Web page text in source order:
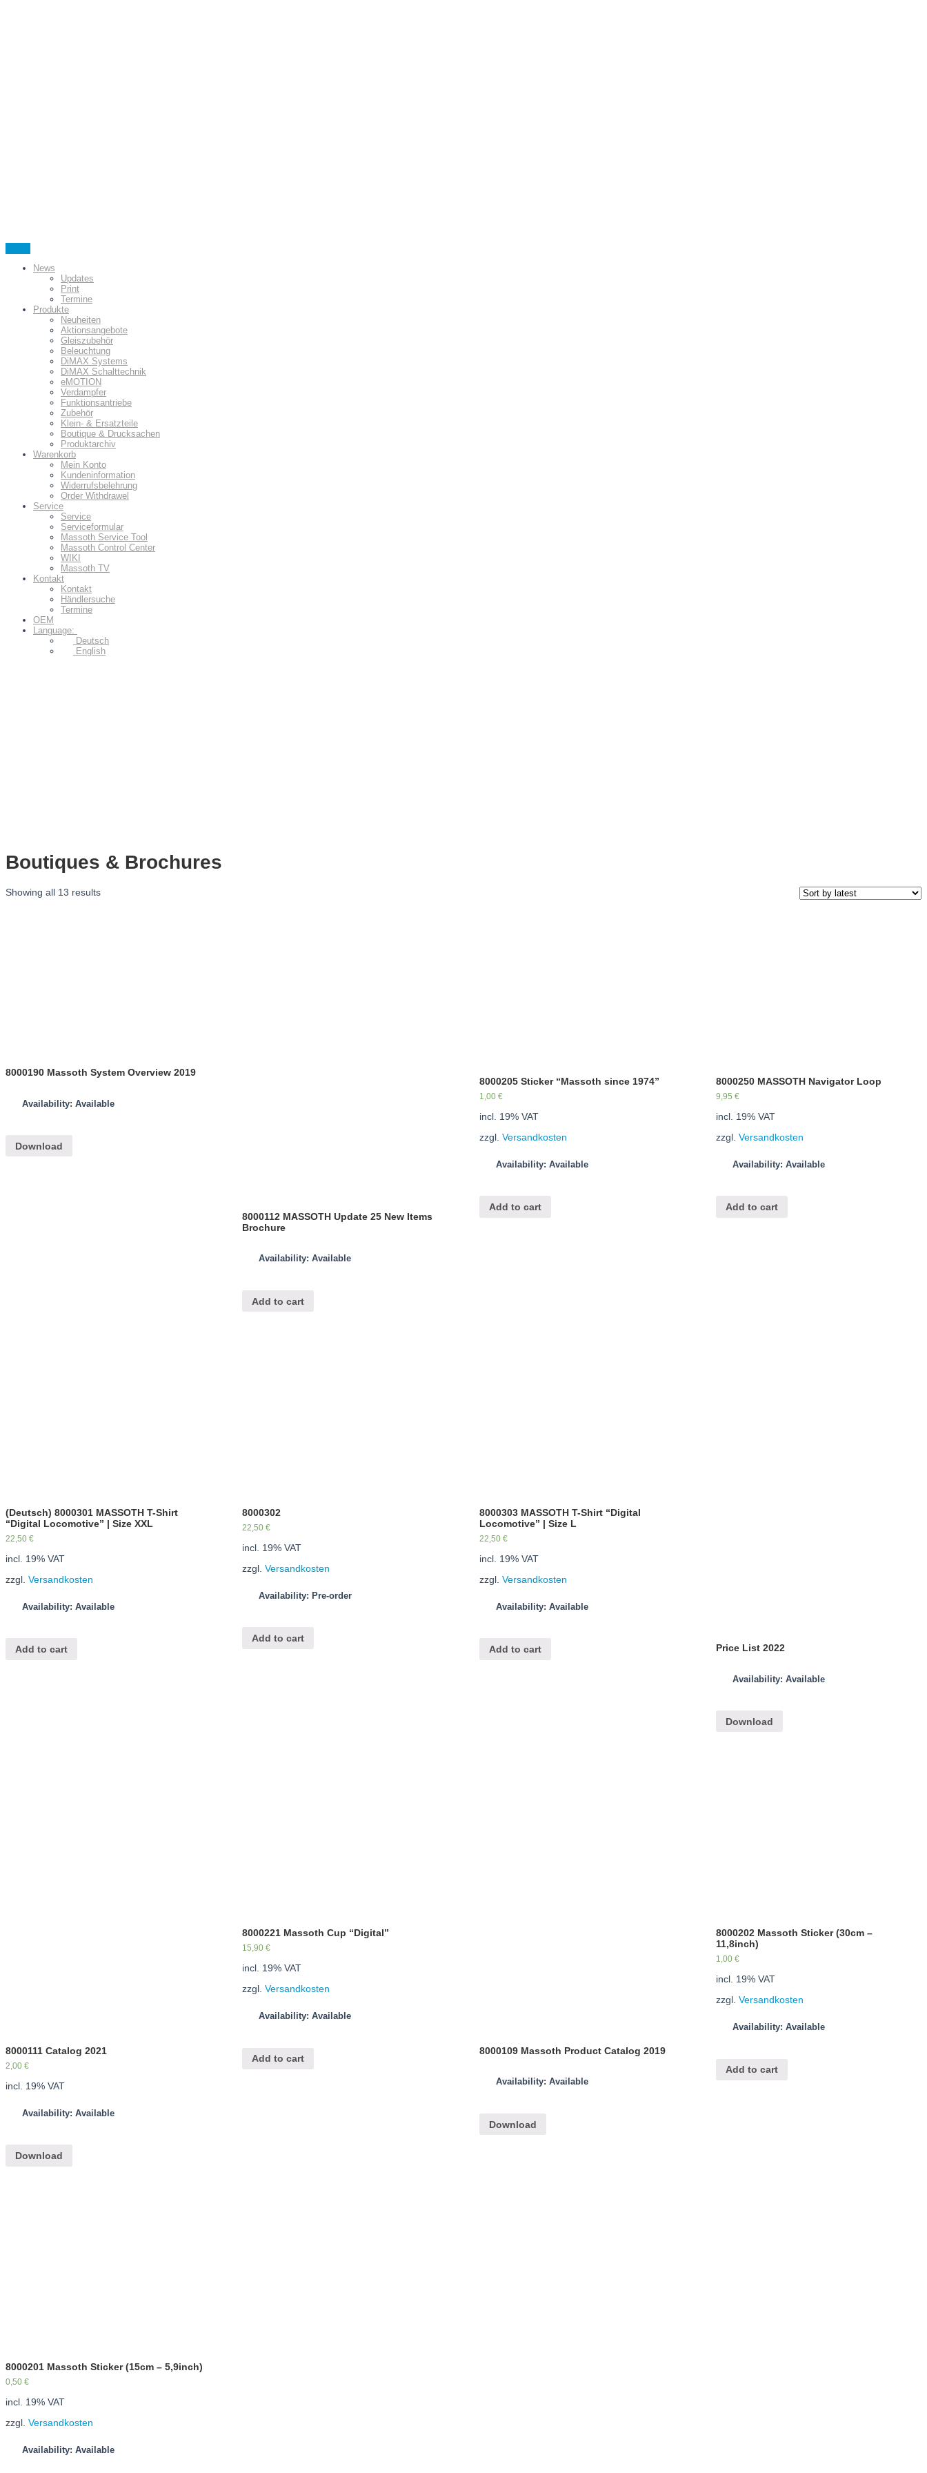
News
Updates
Print
Termine
Produkte
Neuheiten
Aktionsangebote
Gleiszubehör
Beleuchtung
DiMAX Systems
DiMAX Schalttechnik
eMOTION
Verdampfer
Funktionsantriebe
Zubehör
Klein- & Ersatzteile
Boutique & Drucksachen
Produktarchiv
Warenkorb
Mein Konto
Kundeninformation
Widerrufsbelehrung
Order Withdrawel
Service
Service
Serviceformular
Massoth Service Tool
Massoth Control Center
WIKI
Massoth TV
Kontakt
Kontakt
Händlersuche
Termine
OEM
Language:
Deutsch
English
Boutiques & Brochures
Showing all 13 results
8000190 Massoth System Overview 2019
Availability: Available
Download
8000112 MASSOTH Update 25 New Items
Brochure
Availability: Available
Add to cart
8000205 Sticker “Massoth since 1974”
1,00 €
incl. 19% VAT
zzgl. Versandkosten
Availability: Available
Add to cart
8000250 MASSOTH Navigator Loop
9,95 €
incl. 19% VAT
zzgl. Versandkosten
Availability: Available
Add to cart
(Deutsch) 8000301 MASSOTH T-Shirt
“Digital Locomotive” | Size XXL
22,50 €
incl. 19% VAT
zzgl. Versandkosten
Availability: Available
Add to cart
8000302
22,50€
incl. 19% VAT
zzgl.Versandkosten
Availability: Pre-order
Add to cart
8000303 MASSOTH T-Shirt “Digital
Locomotive” | Size L
22,50 €
incl. 19% VAT
zzgl. Versandkosten
Availability: Available
Add to cart Price List 2022
Availability: Available
Download
8000111 Catalog 2021
2,00 €
incl. 19% VAT
Availability: Available
Download
8000221 Massoth Cup “Digital”
15,90€
incl. 19% VAT
zzgl.Versandkosten
Availability: Available
Add to cart
8000109 Massoth Product Catalog 2019
Availability: Available
Download
8000202 Massoth Sticker (30cm –
11,8inch)
1,00 €
incl. 19% VAT
zzgl. Versandkosten
Availability: Available
Add to cart
8000201 Massoth Sticker (15cm – 5,9inch)
0,50 €
incl. 19% VAT
zzgl. Versandkosten
Availability: Available